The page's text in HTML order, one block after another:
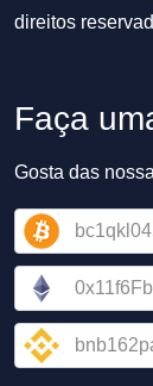
direitos
Faça
Gosta das